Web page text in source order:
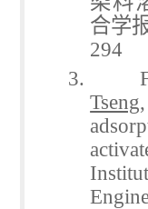
合学
294
3.
Tseng